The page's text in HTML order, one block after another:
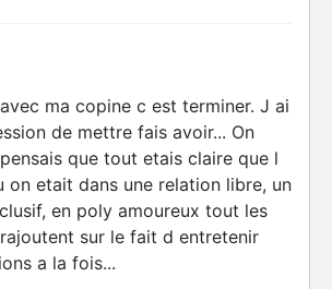
ma copine c est terminer. J ai
de mettre fais avoir... On
que tout etais claire que l
on etait dans une relation libre, un
en poly amoureux tout les
sur le fait d entretenir
a la fois...